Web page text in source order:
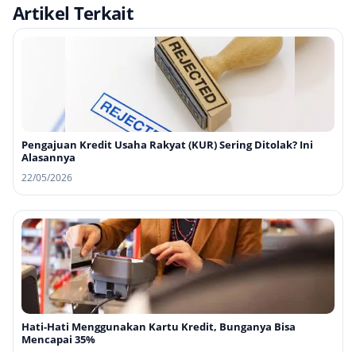
Artikel Terkait
Pengajuan Kredit Usaha Rakyat (KUR) Sering Ditolak? Ini
Alasannya
22/05/2026
Hati-Hati Menggunakan Kartu Kredit, Bunganya Bisa
Mencapai 35%